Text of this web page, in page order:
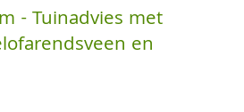
- Tuinadvies met
en